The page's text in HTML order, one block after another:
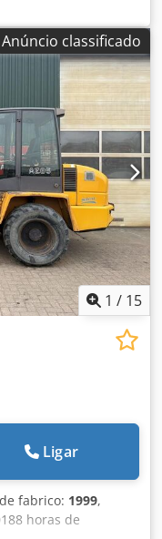
Anúncio classificado
1 / 15
Ligar
fabrico: 1999,
horas de